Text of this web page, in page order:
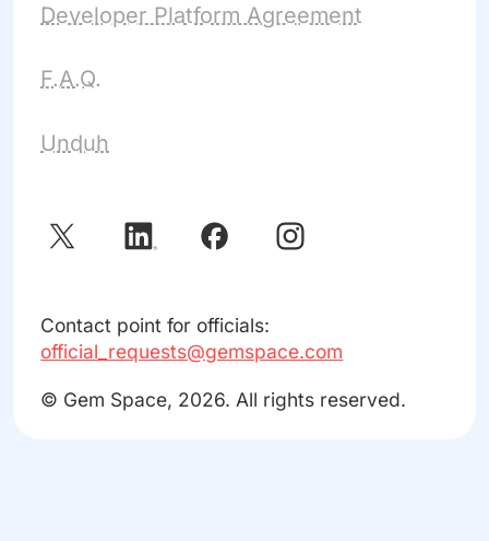
Developer Platform Agreement
F.A.Q.
Unduh
Contact point for officials:
official_requests@gemspace.com
© Gem Space, 2026. All rights reserved.